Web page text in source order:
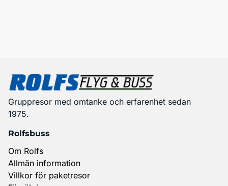
Gruppresor med omtanke och erfarenhet sedan
1975.
Rolfsbuss
Om Rolfs
Allmän information
Villkor för paketresor